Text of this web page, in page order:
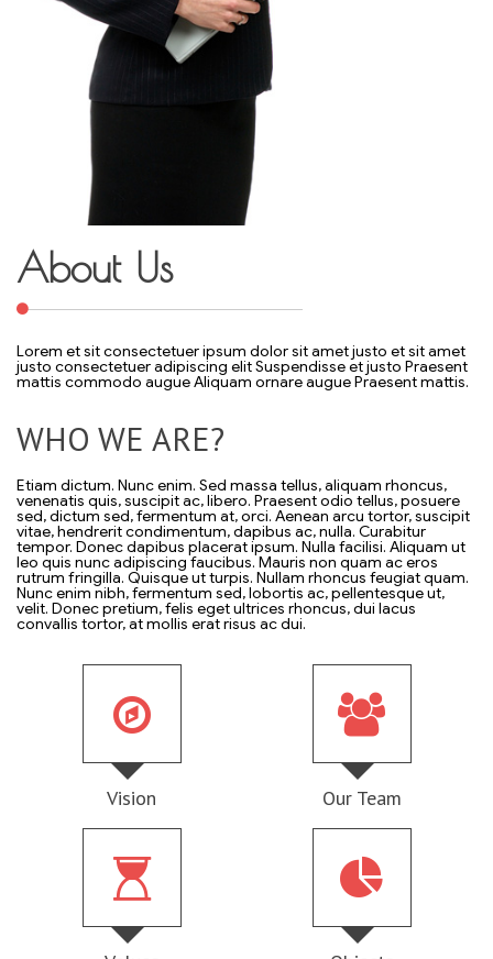
About Us
Lorem et sit consectetuer ipsum dolor sit amet justo et sit amet
justo consectetuer adipiscing elit Suspendisse et justo Praesent
mattis commodo augue Aliquam ornare augue Praesent mattis.
WHO WE ARE?
Etiam dictum. Nunc enim. Sed massa tellus, aliquam rhoncus,
venenatis quis, suscipit ac, libero. Praesent odio tellus, posuere
sed, dictum sed, fermentum at, orci. Aenean arcu tortor, suscipit
vitae, hendrerit condimentum, dapibus ac, nulla. Curabitur
tempor. Donec dapibus placerat ipsum. Nulla facilisi. Aliquam ut
leo quis nunc adipiscing faucibus. Mauris non quam ac eros
rutrum fringilla. Quisque ut turpis. Nullam rhoncus feugiat quam.
Nunc enim nibh, fermentum sed, lobortis ac, pellentesque ut,
velit. Donec pretium, felis eget ultrices rhoncus, dui lacus
convallis tortor, at mollis erat risus ac dui.
Vision Our Team